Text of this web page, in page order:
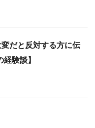
だと反対する方に伝
験談】